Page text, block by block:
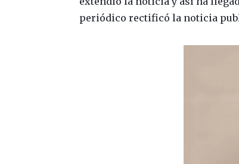
periódico rectificó la noticia